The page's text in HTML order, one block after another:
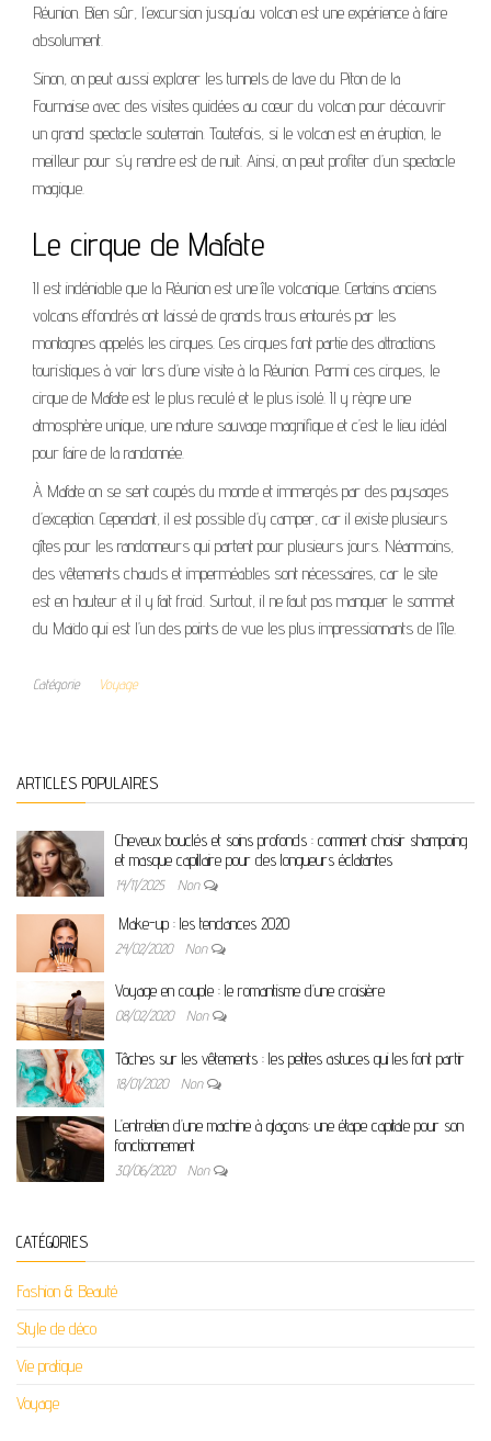
Réunion. Bien sûr, l’excursion jusqu’au volcan est une expérience à faire
absolument.
Sinon, on peut aussi explorer les tunnels de lave du Piton de la
Fournaise avec des visites guidées au cœur du volcan pour découvrir
un grand spectacle souterrain. Toutefois, si le volcan est en éruption, le
meilleur pour s’y rendre est de nuit. Ainsi, on peut profiter d’un spectacle
magique.
Le cirque de Mafate
Il est indéniable que la Réunion est une île volcanique. Certains anciens
volcans effondrés ont laissé de grands trous entourés par les
montagnes appelés les cirques. Ces cirques font partie des attractions
touristiques à voir lors d’une visite à la Réunion. Parmi ces cirques, le
cirque de Mafate est le plus reculé et le plus isolé. Il y règne une
atmosphère unique, une nature sauvage magnifique et c’est le lieu idéal
pour faire de la randonnée.
À Mafate on se sent coupés du monde et immergés par des paysages
d’exception. Cependant, il est possible d’y camper, car il existe plusieurs
gîtes pour les randonneurs qui partent pour plusieurs jours. Néanmoins,
des vêtements chauds et imperméables sont nécessaires, car le site
est en hauteur et il y fait froid. Surtout, il ne faut pas manquer le sommet
du Maïdo qui est l’un des points de vue les plus impressionnants de l’île.
Catégorie Voyage
ARTICLES POPULAIRES
Cheveux bouclés et soins profonds : comment choisir shampoing
et masque capillaire pour des longueurs éclatantes
14/11/2025 Non
Make-up : les tendances 2020
24/02/2020 Non
Voyage en couple : le romantisme d’une croisière
08/02/2020 Non
Tâches sur les vêtements : les petites astuces qui les font partir
18/01/2020 Non
L’entretien d’une machine à glaçons: une étape capitale pour son
fonctionnement
30/06/2020 Non
CATÉGORIES
Fashion & Beauté
Style de déco
Vie pratique
Voyage